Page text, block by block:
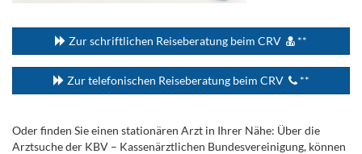
Zur schriftlichen Reiseberatung beim CRV **
Zur telefonischen Reiseberatung beim CRV **
Oder finden Sie einen stationären Arzt in Ihrer Nähe: Über die
Arztsuche der KBV – Kassenärztlichen Bundesvereinigung, können